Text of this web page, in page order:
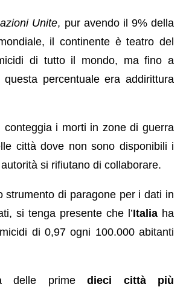
Unite, pur avendo il 9% della
il continente è teatro del
di tutto il mondo, ma fino a
percentuale era addirittura
conteggia i morti in zone di guerra
città dove non sono disponibili i
si rifiutano di collaborare.
strumento di paragone per i dati in
si tenga presente che l’Italia ha
di 0,97 ogni 100.000 abitanti
delle prime dieci città più